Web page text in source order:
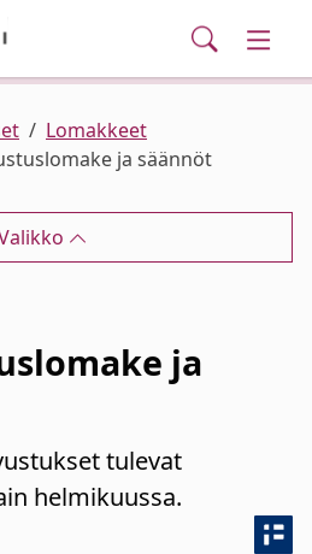
Haku
ja nuoret
Lomakkeet
ja säännöt
ja
tulevat
helmikuussa.